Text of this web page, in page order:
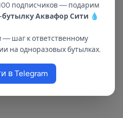
и Марий Эл
года.
подписчиков — подарим
Аквафор Сити 💧
— шаг к ответственному
на одноразовых бутылках.
в Telegram